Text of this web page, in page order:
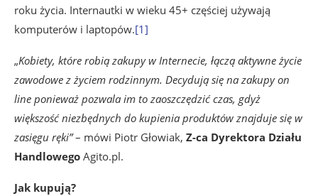
roku życia. Internautki w wieku 45+ częściej używają
komputerów i laptopów.[1]
„Kobiety, które robią zakupy w Internecie, łączą aktywne życie
zawodowe z życiem rodzinnym. Decydują się na zakupy on
line ponieważ pozwala im to zaoszczędzić czas, gdyż
większość niezbędnych do kupienia produktów znajduje się w
zasięgu ręki”– mówi Piotr Głowiak, Z-ca Dyrektora Działu
Handlowego Agito.pl.
Jak kupują?